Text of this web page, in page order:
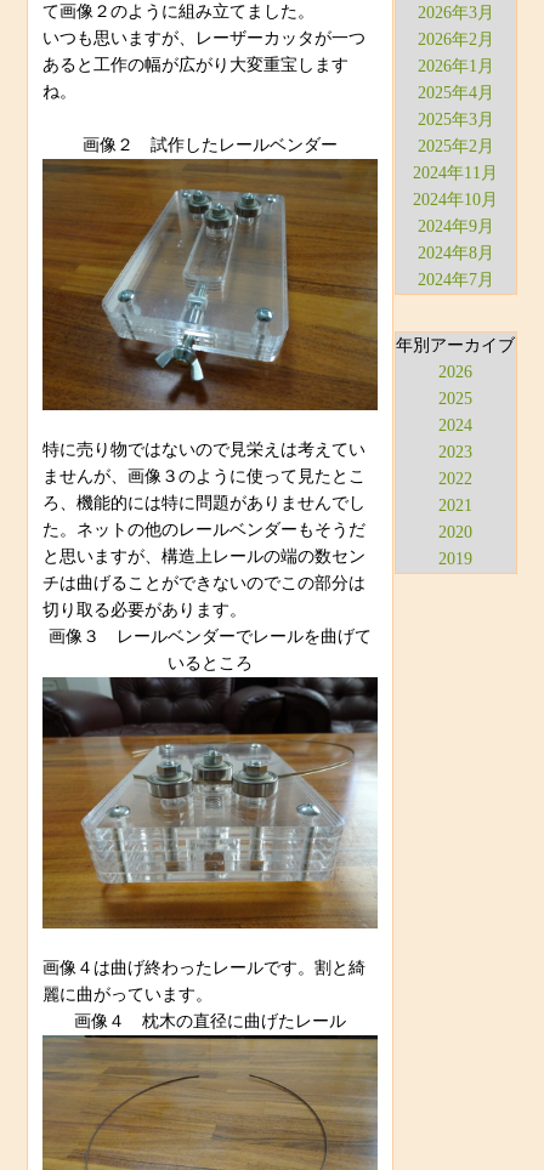
て画像２のように組み立てました。
いつも思いますが、レーザーカッタが一つ
あると工作の幅が広がり大変重宝します
ね。
画像２ 試作したレールベンダー
特に売り物ではないので見栄えは考えてい
ませんが、画像３のように使って見たとこ
ろ、機能的には特に問題がありませんでし
た。ネットの他のレールベンダーもそうだ
と思いますが、構造上レールの端の数セン
チは曲げることができないのでこの部分は
切り取る必要があります。
画像３ レールベンダーでレールを曲げて
いるところ
画像４は曲げ終わったレールです。割と綺
麗に曲がっています。
画像４ 枕木の直径に曲げたレール
2026年3月
2026年2月
2026年1月
2025年4月
2025年3月
2025年2月
2024年11月
2024年10月
2024年9月
2024年8月
2024年7月
年別アーカイブ
2026
2025
2024
2023
2022
2021
2020
2019